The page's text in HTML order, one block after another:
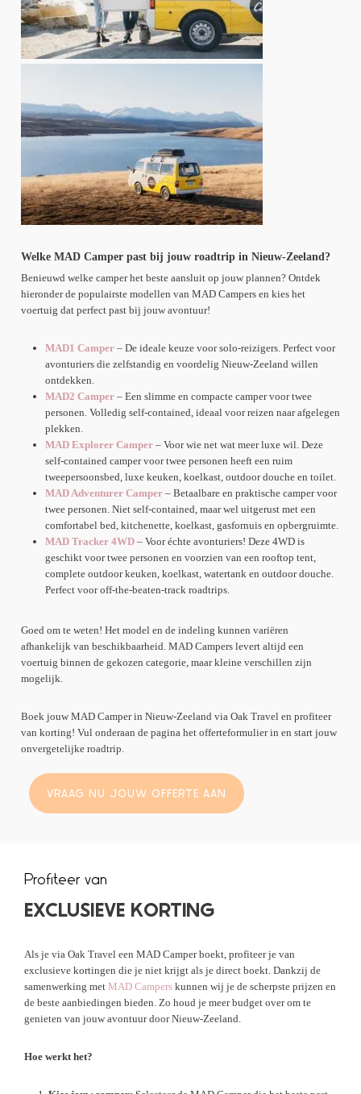
Welke MAD Camper past bij jouw roadtrip in Nieuw-Zeeland?
Benieuwd welke camper het beste aansluit op jouw plannen? Ontdek
hieronder de populairste modellen van MAD Campers en kies het
voertuig dat perfect past bij jouw avontuur!
MAD1 Camper– De ideale keuze voor solo-reizigers. Perfect voor
avonturiers die zelfstandig en voordelig Nieuw-Zeeland willen
ontdekken.
MAD2 Camper– Een slimme en compacte camper voor twee
personen. Volledig self-contained, ideaal voor reizen naar afgelegen
plekken.
MAD Explorer Camper– Voor wie net wat meer luxe wil. Deze
self-contained camper voor twee personen heeft een ruim
tweepersoonsbed, luxe keuken, koelkast, outdoor douche en toilet.
MAD Adventurer Camper– Betaalbare en praktische camper voor
twee personen. Niet self-contained, maar wel uitgerust met een
comfortabel bed, kitchenette, koelkast, gasfornuis en opbergruimte.
MAD Tracker 4WD– Voor échte avonturiers! Deze 4WD is
geschikt voor twee personen en voorzien van een rooftop tent,
complete outdoor keuken, koelkast, watertank en outdoor douche.
Perfect voor off-the-beaten-track roadtrips.
Goed om te weten! Het model en de indeling kunnen variëren
afhankelijk van beschikbaarheid. MAD Campers levert altijd een
voertuig binnen de gekozen categorie, maar kleine verschillen zijn
mogelijk.
Boek jouw MAD Camper in Nieuw-Zeeland via Oak Travel en profiteer
van korting! Vul onderaan de pagina het offerteformulier in en start jouw
onvergetelijke roadtrip.
VRAAG NU JOUW OFFERTE AAN
Profiteer van
EXCLUSIEVE KORTING
Als je via Oak Travel een MAD Camper boekt, profiteer je van
exclusieve kortingen die je niet krijgt als je direct boekt. Dankzij de
samenwerking metMAD Campers kunnen wij je de scherpste prijzen en
de beste aanbiedingen bieden. Zo houd je meer budget over om te
genieten van jouw avontuur door Nieuw-Zeeland.
Hoe werkt het?